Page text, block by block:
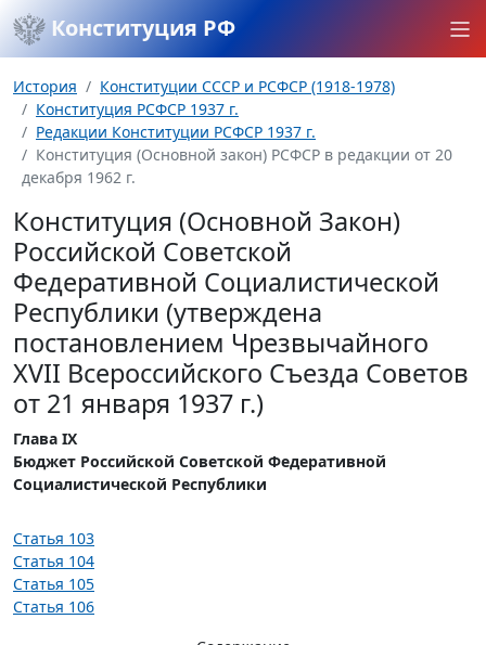
Конституция РФ
История
Конституции СССР и РСФСР (1918-1978)
Конституция РСФСР 1937 г.
Редакции Конституции РСФСР 1937 г.
Конституция (Основной закон) РСФСР в редакции от 20
декабря 1962 г.
Конституция (Основной Закон)
Российской Советской
Федеративной Социалистической
Республики (утверждена
постановлением Чрезвычайного
XVII Всероссийского Съезда Советов
от 21 января 1937 г.)
Глава IX
Бюджет Российской Советской Федеративной
Социалистической Республики
Статья 103
Статья 104
Статья 105
Статья 106